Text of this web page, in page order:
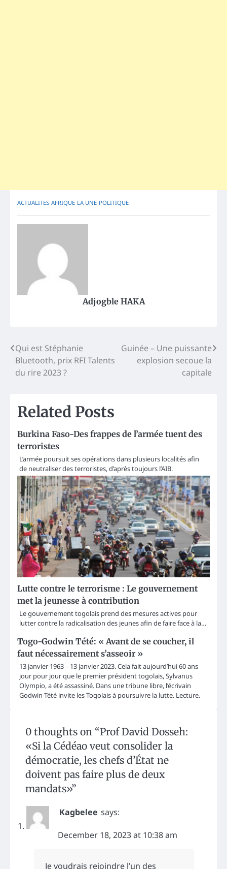
ACTUALITES AFRIQUE LA UNE POLITIQUE
Adjogble HAKA
Post
navigation
Qui est Stéphanie
Bluetooth, prix RFI Talents
du rire 2023 ?
Guinée – Une puissante
explosion secoue la
capitale
Related Posts
Burkina Faso-Des frappes de l’armée tuent des
terroristes
L’armée poursuit ses opérations dans plusieurs localités afin
de neutraliser des terroristes, d’après toujours l’AIB.
Lutte contre le terrorisme : Le gouvernement
met la jeunesse à contribution
Le gouvernement togolais prend des mesures actives pour
lutter contre la radicalisation des jeunes afin de faire face à la…
Togo-Godwin Tété: « Avant de se coucher, il
faut nécessairement s’asseoir »
13 janvier 1963 – 13 janvier 2023. Cela fait aujourd’hui 60 ans
jour pour jour que le premier président togolais, Sylvanus
Olympio, a été assassiné. Dans une tribune libre, l’écrivain
Godwin Tété invite les Togolais à poursuivre la lutte. Lecture.
0 thoughts on “Prof David Dosseh:
«Si la Cédéao veut consolider la
démocratie, les chefs d’État ne
doivent pas faire plus de deux
mandats»”
Kagbelee says:
December 18, 2023 at 10:38 am
Je voudrais rejoindre l’un des